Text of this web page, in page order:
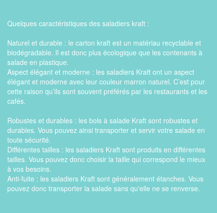
KRAFT KASE 16 oz
KRAFT KASE 20 oz
Quelques caractéristiques des saladiers kraft :
Naturel et durable : le carton kraft est un matériau recyclable et
biodégradable. Il est donc plus écologique que les contenants à
salade en plastique.
Aspect élégant et moderne : les saladiers Kraft ont un aspect
élégant et moderne avec leur couleur marron naturel. C’est pour
cette raison qu’ils sont souvent préférés par les restaurants et les
cafés.
Robustes et durables : les bols à salade Kraft sont robustes et
durables. Vous pouvez ainsi transporter et servir votre salade en
toute sécurité.
Différentes tailles : les saladiers Kraft sont produits en différentes
tailles. Vous pouvez donc choisir la taille qui correspond le mieux
à vos besoins.
Anti-fuite : les saladiers Kraft sont généralement étanches. Vous
pouvez donc transporter la salade sans qu'elle ne se renverse.